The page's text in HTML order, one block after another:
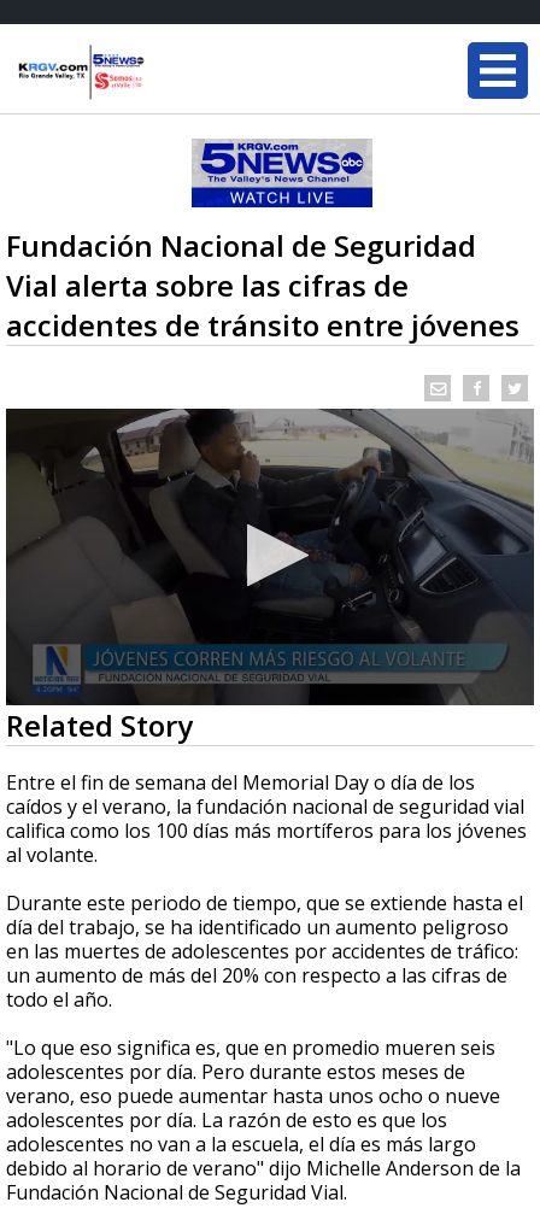
Fundación Nacional de Seguridad
Vial alerta sobre las cifras de
accidentes de tránsito entre jóvenes
0
seconds
of
1
minute,
26
seconds
Related Story
Entre el fin de semana del Memorial Day o día de los
caídos y el verano, la fundación nacional de seguridad vial
califica como los 100 días más mortíferos para los jóvenes
al volante.
Durante este periodo de tiempo, que se extiende hasta el
día del trabajo, se ha identificado un aumento peligroso
en las muertes de adolescentes por accidentes de tráfico:
un aumento de más del 20% con respecto a las cifras de
todo el año.
"Lo que eso significa es, que en promedio mueren seis
adolescentes por día. Pero durante estos meses de
verano, eso puede aumentar hasta unos ocho o nueve
adolescentes por día. La razón de esto es que los
adolescentes no van a la escuela, el día es más largo
debido al horario de verano" dijo Michelle Anderson de la
Fundación Nacional de Seguridad Vial.